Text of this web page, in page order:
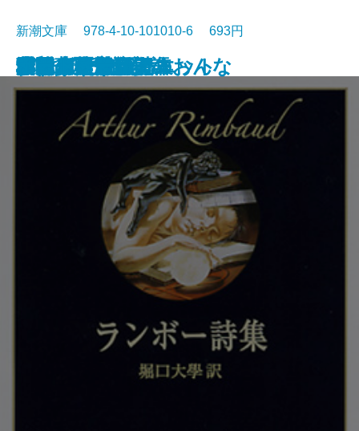
浮雲
卍(まんじ)
デミアン
車輪の下
道草
十五少年漂流記
小川未明童話集
ロミオとジュリエット
蓼喰う虫
虞美人草
新潮文庫 978-4-10-101010-6 693円
ランボー詩集
愛する人達
津軽
猫と庄造と二人のおんな
田園の憂鬱
吉野葛・盲目物語
オセロー
ガリヴァ旅行記
ふらんす物語
ボードレール詩集